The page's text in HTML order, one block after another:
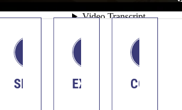
SERIEDAD EXPERIENCIA